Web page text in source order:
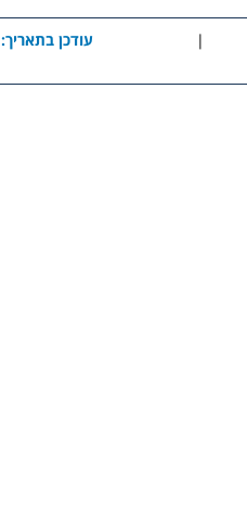
| עודכן בתאריך: